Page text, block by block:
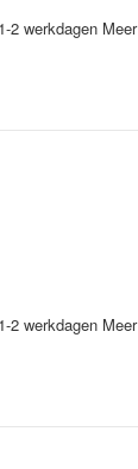
2 werkdagen Meer
2 werkdagen Meer